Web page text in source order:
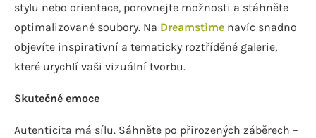
stylu nebo orientace, porovnejte možnosti a stáhněte
optimalizované soubory. Na Dreamstime navíc snadno
objevíte inspirativní a tematicky roztříděné galerie,
které urychlí vaši vizuální tvorbu.
Skutečné emoce
Autenticita má sílu. Sáhněte po přirozených záběrech –